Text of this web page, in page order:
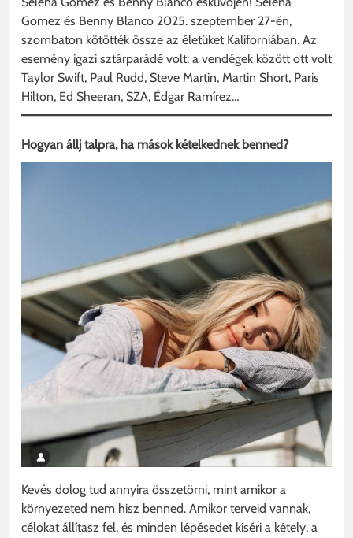
Gomez és Benny Blanco 2025. szeptember 27-én,
szombaton kötötték össze az életüket Kaliforniában. Az
esemény igazi sztárparádé volt: a vendégek között ott volt
Taylor Swift, Paul Rudd, Steve Martin, Martin Short, Paris
Hilton, Ed Sheeran, SZA, Édgar Ramírez…
Hogyan állj talpra, ha mások kételkednek benned?
Kevés dolog tud annyira összetörni, mint amikor a
környezeted nem hisz benned. Amikor terveid vannak,
célokat állítasz fel, és minden lépésedet kíséri a kétely, a